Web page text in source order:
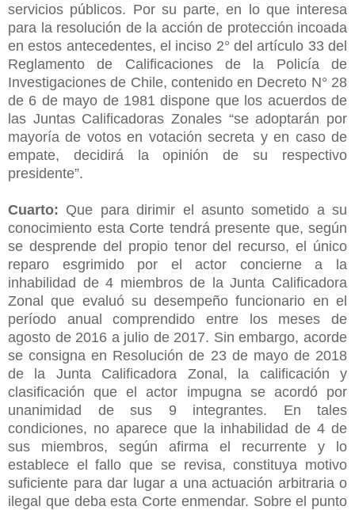
servicios públicos. Por su parte, en lo que interesa
para la resolución de la acción de protección incoada
en estos antecedentes, el inciso 2° del artículo 33 del
Reglamento de Calificaciones de la Policía de
Investigaciones de Chile, contenido en Decreto N° 28
de 6 de mayo de 1981 dispone que los acuerdos de
las Juntas Calificadoras Zonales “se adoptarán por
mayoría de votos en votación secreta y en caso de
empate, decidirá la opinión de su respectivo
presidente”.
Cuarto: Que para dirimir el asunto sometido a su
conocimiento esta Corte tendrá presente que, según
se desprende del propio tenor del recurso, el único
reparo esgrimido por el actor concierne a la
inhabilidad de 4 miembros de la Junta Calificadora
Zonal que evaluó su desempeño funcionario en el
período anual comprendido entre los meses de
agosto de 2016 a julio de 2017. Sin embargo, acorde
se consigna en Resolución de 23 de mayo de 2018
de la Junta Calificadora Zonal, la calificación y
clasificación que el actor impugna se acordó por
unanimidad de sus 9 integrantes. En tales
condiciones, no aparece que la inhabilidad de 4 de
sus miembros, según afirma el recurrente y lo
establece el fallo que se revisa, constituya motivo
suficiente para dar lugar a una actuación arbitraria o
ilegal que deba esta Corte enmendar. Sobre el punto